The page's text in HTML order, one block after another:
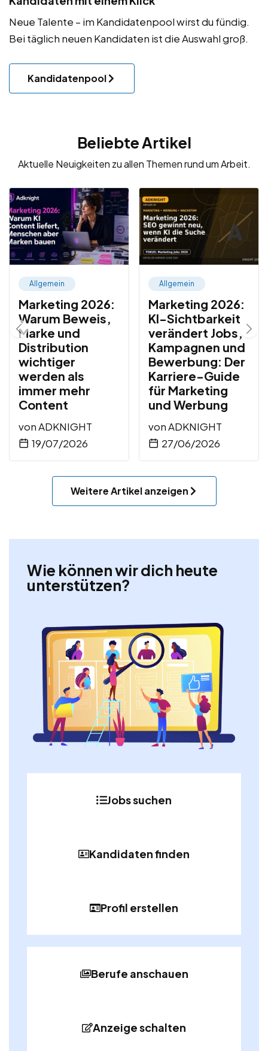
Neue Talente – im Kandidatenpool wirst du fündig.
Bei täglich neuen Kandidaten ist die Auswahl groß.
Kandidatenpool
Beliebte Artikel
Aktuelle Neuigkeiten zu allen Themen rund um Arbeit.
Allgemein
Marketing 2026:
Warum Beweis,
Marke und
Distribution
wichtiger
werden als
immer mehr
Content
vonADKNIGHT
19/07/2026
Allgemein
Marketing 2026:
KI-Sichtbarkeit
verändert Jobs,
Kampagnen und
Bewerbung: Der
Karriere-Guide
für Marketing
und Werbung
vonADKNIGHT
27/06/2026
Weitere Artikel anzeigen
Wie können wir dich heute
unterstützen?
Jobs suchen
Kandidaten finden
Profil erstellen
Berufe anschauen
Anzeige schalten